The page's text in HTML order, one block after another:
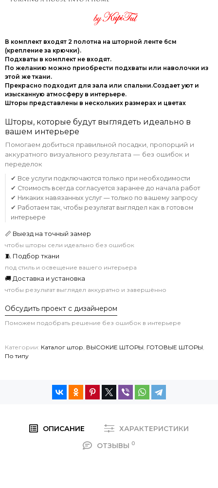
В комплект входят 2 полотна на шторной ленте 6см
(крепление за крючки).
Подхваты в комплект не входят.
По желанию можно приобрести подхваты или наволочки из
этой же ткани.
Прекрасно подходит для зала или спальни.Создает уют и
изысканную атмосферу в интерьере.
Шторы представлены в нескольких размерах и цветах
Шторы, которые будут выглядеть идеально в
вашем интерьере
Помогаем добиться правильной посадки, пропорций и
аккуратного визуального результата — без ошибок и
переделок
✔ Все услуги подключаются только при необходимости
✔ Стоимость всегда согласуется заранее до начала работ
✔ Никаких навязанных услуг — только по вашему запросу
✔ Работаем так, чтобы результат выглядел как в готовом
интерьере
📏 Выезд на точный замер
чтобы шторы сели идеально без ошибок
🧵 Подбор ткани
под стиль и освещение вашего интерьера
🚚 Доставка и установка
чтобы результат выглядел аккуратно и завершённо
Обсудить проект с дизайнером
Поможем подобрать решение без ошибок в интерьере
Категории: Каталог штор ВЫСОКИЕ ШТОРЫ ГОТОВЫЕ ШТОРЫ
По типу
ОПИСАНИЕ
ХАРАКТЕРИСТИКИ
ОТЗЫВЫ 0